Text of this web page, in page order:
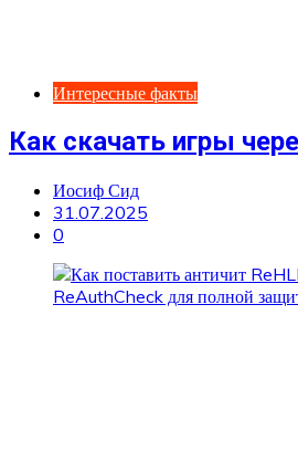
Интересные факты
Как скачать игры
Иосиф Сид
31.07.2025
0